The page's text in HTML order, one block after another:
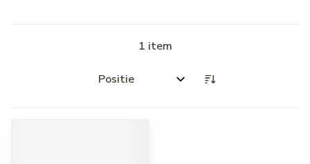
1 item
Sorteer op: